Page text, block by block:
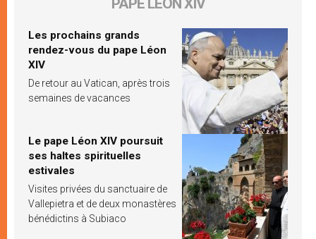
Les prochains grands
rendez-vous du pape Léon
XIV
De retour au Vatican, après trois
semaines de vacances
Le pape Léon XIV poursuit
ses haltes spirituelles
estivales
Visites privées du sanctuaire de
Vallepietra et de deux monastères
bénédictins à Subiaco